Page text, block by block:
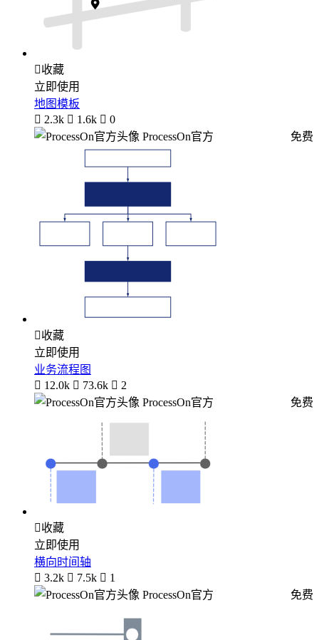
收藏
立即使用
地图模板
 2.3k  1.6k  0
ProcessOn官方
免费
收藏
立即使用
业务流程图
 12.0k  73.6k  2
ProcessOn官方
免费
收藏
立即使用
横向时间轴
 3.2k  7.5k  1
ProcessOn官方
免费